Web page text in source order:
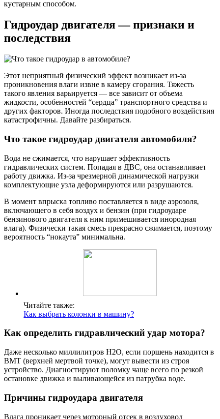
кустарным способом.
Гидроудар двигателя — признаки и
последствия
Этот неприятный физический эффект возникает из-за
проникновения влаги извне в камеру сгорания. Тяжесть
такого явления варьируется — все зависит от объема
жидкости, особенностей “сердца” транспортного средства и
других факторов. Иногда последствия подобного воздействия
катастрофичны. Давайте разбираться.
Что такое гидроудар двигателя автомобиля?
Вода не сжимается, что нарушает эффективность
гидравлических систем. Попадая в ДВС, она останавливает
работу движка. Из-за чрезмерной динамической нагрузки
комплектующие узла деформируются или разрушаются.
В момент впрыска топливо поставляется в виде аэрозоля,
включающего в себя воздух и бензин (при гидроударе
бензинового двигателя к ним примешивается инородная
влага). Физически такая смесь прекрасно сжимается, поэтому
вероятность “нокаута” минимальна.
Читайте также:
Как выбрать колонки в машину?
Как определить гидравлический удар мотора?
Даже несколько миллилитров H2O, если поршень находится в
ВМТ (верхней мертвой точке), могут вывести из строя
устройство. Диагностируют поломку чаще всего по резкой
остановке движка и выливающейся из патрубка воде.
Причины гидроудара двигателя
Влага проникает через моторный отсек в воздуховод